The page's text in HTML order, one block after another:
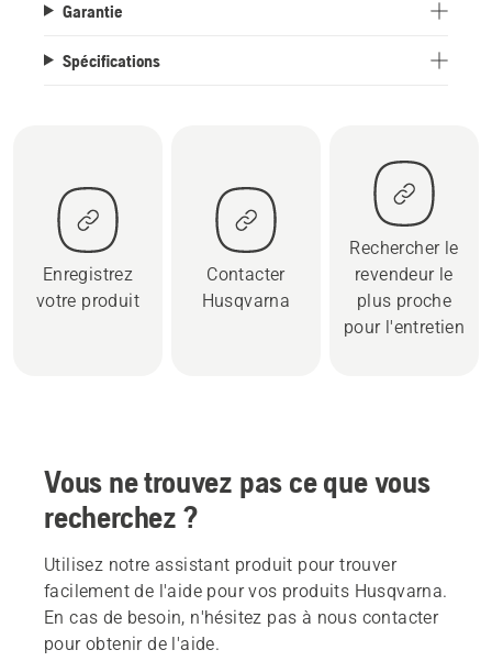
Garantie
Spécifications
Enregistrez
votre produit
Contacter
Husqvarna
Rechercher le
revendeur le
plus proche
pour l'entretien
Vous ne trouvez pas ce que vous
recherchez ?
Utilisez notre assistant produit pour trouver
facilement de l'aide pour vos produits Husqvarna.
En cas de besoin, n'hésitez pas à nous contacter
pour obtenir de l'aide.